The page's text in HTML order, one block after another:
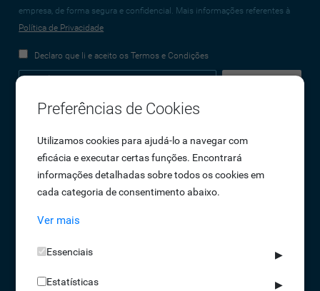
empresa, de forma segura e confidencial. Mais informações referentes à
Política de Privacidade
Declaro que li e aceito os Termos e Condições
Empresa
Sobre Nós
Oportunidades de Emprego
Termos e Condições
Política de Privacidade
Livro de reclamações
Preferências de Cookies
Utilizamos cookies para ajudá-lo a navegar com
eficácia e executar certas funções. Encontrará
informações detalhadas sobre todos os cookies em
cada categoria de consentimento abaixo.
Ver mais
Essenciais ▶
Estatísticas ▶